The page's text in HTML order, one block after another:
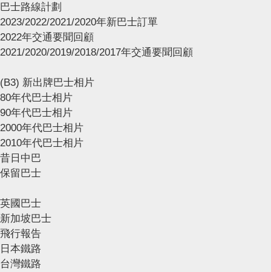
巴士路線計劃
2023/2022/2021/2020年新巴士訂單
2022年交通要聞回顧
2021/2020/2019/2018/2017年交通要聞回顧
(B3) 新出牌巴士相片
80年代巴士相片
90年代巴士相片
2000年代巴士相片
2010年代巴士相片
昔日中巴
保留巴士
英國巴士
新加坡巴士
飛行報告
日本鐵路
台灣鐵路